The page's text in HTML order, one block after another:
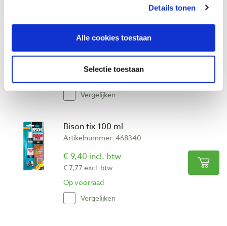
Details tonen
Alle cookies toestaan
Selectie toestaan
Bison tix 50 ml
Artikelnummer: 468339
€ 6,20 incl. btw
€ 5,12 excl. btw
Vergelijken
Bison tix 100 ml
Artikelnummer: 468340
€ 9,40 incl. btw
€ 7,77 excl. btw
Op voorraad
Vergelijken